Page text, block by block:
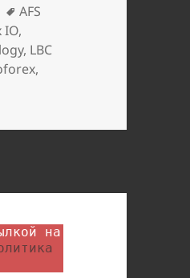
Метки
AFS
IO,
, LBC
,